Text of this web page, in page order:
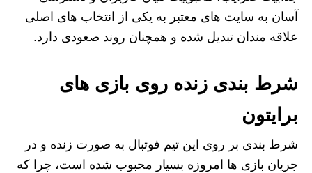
آسان به سایت‌ های معتبر به یکی از انتخاب‌ های اصلی
علاقه‌ مندان تبدیل شده و همچنان روند صعودی دارد.
شرط بندی زنده روی بازی های
برایتون
شرط‌ بندی بر روی این تیم فوتبال به صورت زنده و در
جریان بازی‌ ها امروزه بسیار محبوب شده است، چرا که